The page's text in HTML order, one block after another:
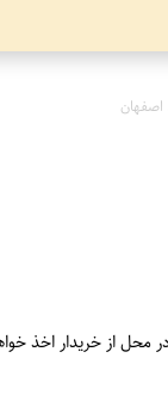
محل از خریدار اخذ